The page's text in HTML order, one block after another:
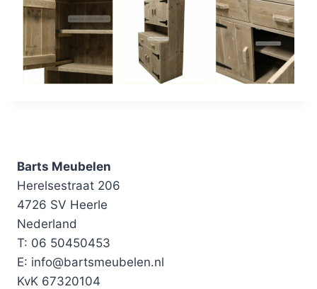
Barts Meubelen
Herelsestraat 206
4726 SV Heerle
Nederland
T: 06 50450453
E: info@bartsmeubelen.nl
KvK 67320104